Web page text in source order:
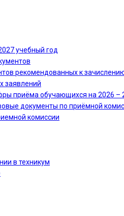
учебный год
рекомендованных к
заявлений
приёма обучающихся на 2026 –
документы по приёмной
комиссии
в техникум